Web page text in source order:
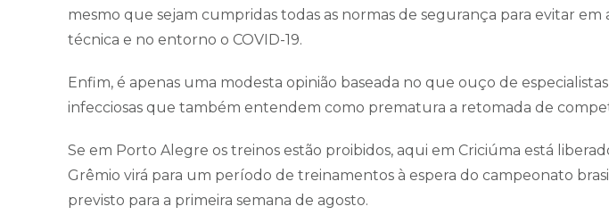
mesmo que sejam cumpridas todas as normas de segurança para evitar em
técnica e no entorno o COVID-19.
Enfim, é apenas uma modesta opinião baseada no que ouço de
infecciosas que também entendem como prematura a retomada de
Se em Porto Alegre os treinos estão proibidos, aqui em Criciúma está
Grêmio virá para um período de treinamentos à espera do campeonato
previsto para a primeira semana de agosto.